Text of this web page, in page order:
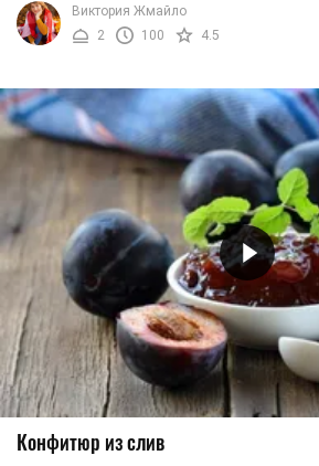
Виктория Жмайло
2
100 4.5
Конфитюр из слив